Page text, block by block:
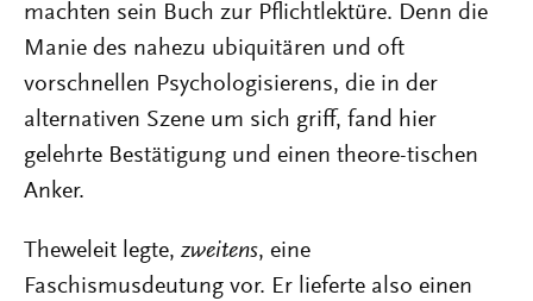
machten sein Buch zur Pflichtlektüre. Denn die
Manie des nahezu ubiquitären und oft
vorschnellen Psychologisierens, die in der
alternativen Szene um sich griff, fand hier
gelehrte Bestätigung und einen theore-tischen
Anker.
Theweleit legte, zweitens, eine
Faschismusdeutung vor. Er lieferte also einen